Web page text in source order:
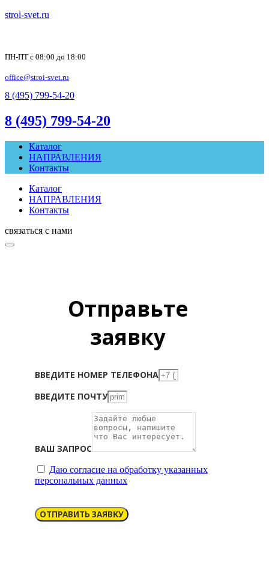
stroi-svet.ru
ПН-ПТ с 08:00 до 18:00
office@stroi-svet.ru
8 (495) 799-54-20
8 (495) 799-54-20
Каталог
НАПРАВЛЕНИЯ
Контакты
Каталог
НАПРАВЛЕНИЯ
Контакты
связаться с нами
Отправьте
заявку
ВВЕДИТЕ НОМЕР ТЕЛЕФОНА
ВВЕДИТЕ ПОЧТУ
ВАШ ЗАПРОС
Даю согласие на обработку указанных
персональных данных
ОТПРАВИТЬ ЗАЯВКУ